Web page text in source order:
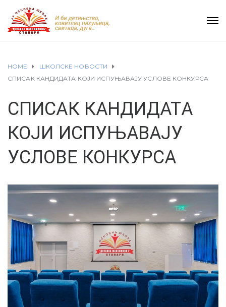
HOME
ШКОЛСКЕ НОВОСТИ
СПИСАК КАНДИДАТА КОЈИ ИСПУЊАВАЈУ УСЛОВЕ КОНКУРСА
СПИСАК КАНДИДАТА
КОЈИ ИСПУЊАВАЈУ
УСЛОВЕ КОНКУРСА